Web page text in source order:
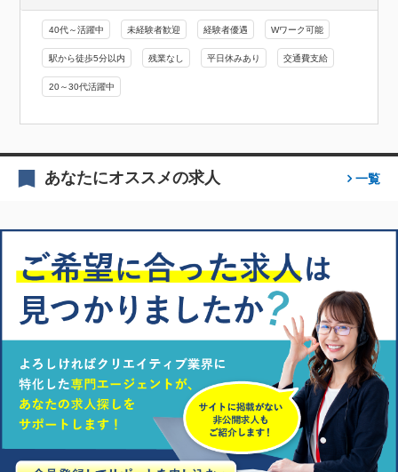
40代～活躍中 未経験者歓迎 経験者優遇 Wワーク可能
駅から徒歩5分以内 残業なし 平日休みあり 交通費支給
20～30代活躍中
あなたにオススメの求人 一覧